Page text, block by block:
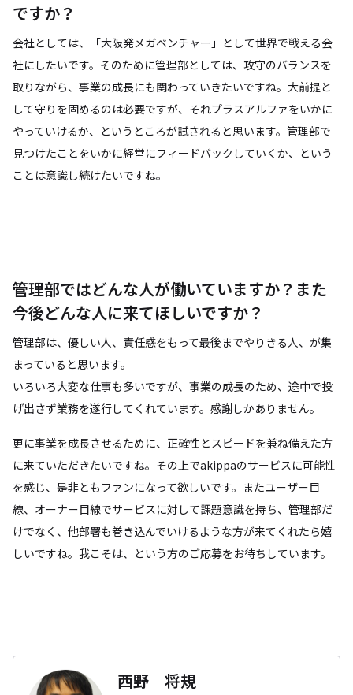
ですか？
会社としては、「大阪発メガベンチャー」として世界で戦える会
社にしたいです。そのために管理部としては、攻守のバランスを
取りながら、事業の成長にも関わっていきたいですね。大前提と
して守りを固めるのは必要ですが、それプラスアルファをいかに
やっていけるか、というところが試されると思います。管理部で
見つけたことをいかに経営にフィードバックしていくか、という
ことは意識し続けたいですね。
管理部ではどんな人が働いていますか？また
今後どんな人に来てほしいですか？
管理部は、優しい人、責任感をもって最後までやりきる人、が集
まっていると思います。
いろいろ大変な仕事も多いですが、事業の成長のため、途中で投
げ出さず業務を遂行してくれています。感謝しかありません。
更に事業を成長させるために、正確性とスピードを兼ね備えた方
に来ていただきたいですね。その上でakippaのサービスに可能性
を感じ、是非ともファンになって欲しいです。またユーザー目
線、オーナー目線でサービスに対して課題意識を持ち、管理部だ
けでなく、他部署も巻き込んでいけるような方が来てくれたら嬉
しいですね。我こそは、という方のご応募をお待ちしています。
西野 将規